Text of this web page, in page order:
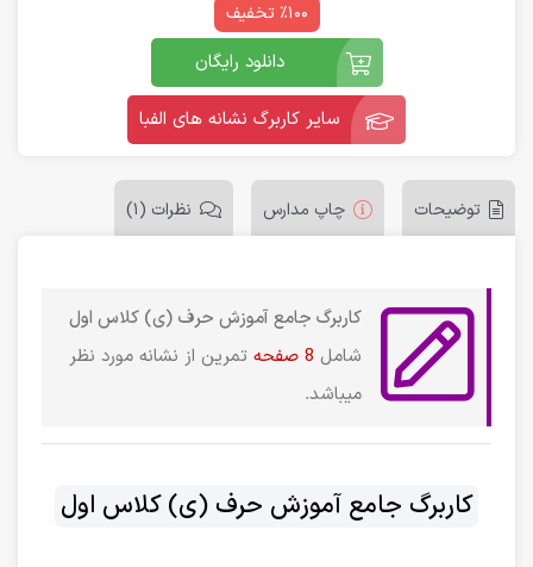
٪100 تخفیف
دانلود رایگان
سایر کاربرگ نشانه های الفبا
توضیحات چاپ مدارس نظرات (1)
کاربرگ جامع آموزش حرف (ی) کلاس اول
شامل 8 صفحه
تمرین از نشانه مورد نظر
میباشد.
کاربرگ جامع آموزش حرف (ی) کلاس اول